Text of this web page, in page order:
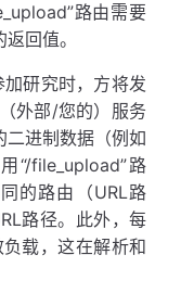
路由需要
回值。
研究时，方将发
外部/您的）服务
二进制数据（例如
“/file_upload”路
的路由（URL路
路径。此外，每
载，这在解析和